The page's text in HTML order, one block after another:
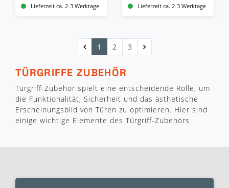
Lieferzeit ca. 2-3 Werktage Lieferzeit ca. 2-3 Werktage
1 2 3
TÜRGRIFFE ZUBEHÖR
Türgriff-Zubehör spielt eine entscheidende Rolle, um
die Funktionalität, Sicherheit und das ästhetische
Erscheinungsbild von Türen zu optimieren. Hier sind
einige wichtige Elemente des Türgriff-Zubehörs